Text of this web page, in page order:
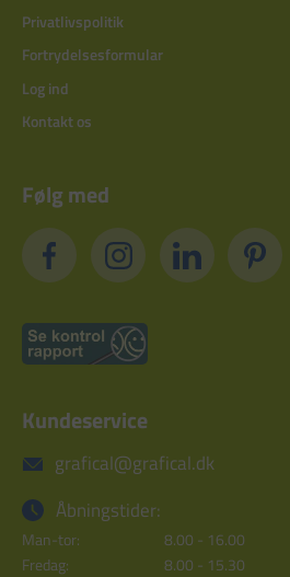
Privatlivspolitik
Fortrydelsesformular
Log ind
Kontakt os
Følg med
Kundeservice
grafical@grafical.dk
Åbningstider:
Man-tor:
8.00 - 16.00
Fredag:
8.00 - 15.30